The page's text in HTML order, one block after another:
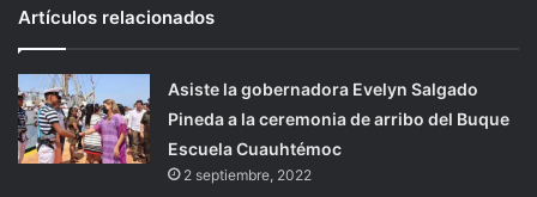
Artículos relacionados
Asiste la gobernadora Evelyn Salgado
Pineda a la ceremonia de arribo del Buque
Escuela Cuauhtémoc
2 septiembre, 2022